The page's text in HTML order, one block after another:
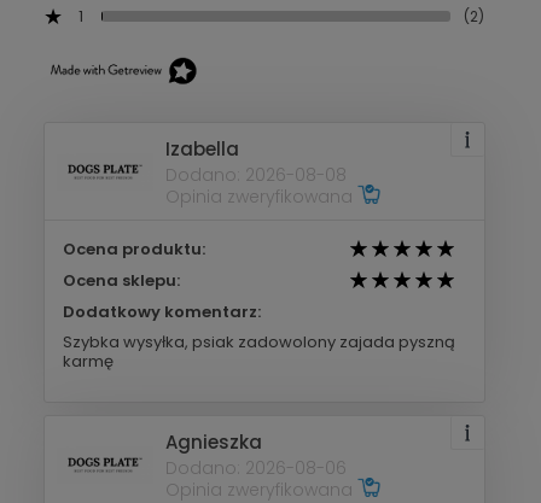
1 (2)
Izabella
Dodano: 2026-08-08
Opinia zweryfikowana
Ocena produktu:
Ocena sklepu:
Dodatkowy komentarz:
Szybka wysyłka, psiak zadowolony zajada pyszną
karmę
Agnieszka
Dodano: 2026-08-06
Opinia zweryfikowana